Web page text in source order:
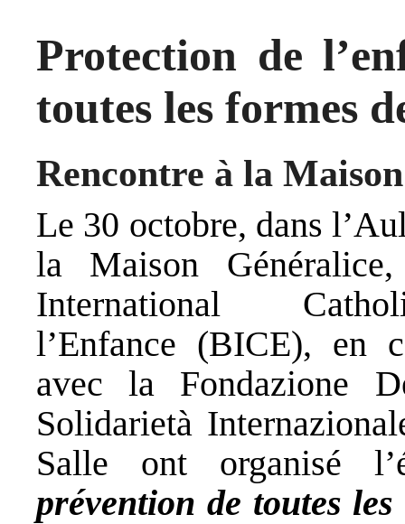
Protection de
toutes les formes
Rencontre à la
Le 30 octobre, dans
la Maison
International
l’Enfance (BICE), en
avec la Fondazione
Solidarietà
Salle ont organisé
prévention de toutes